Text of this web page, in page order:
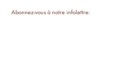
Abonnez-vous à notre infolettre: